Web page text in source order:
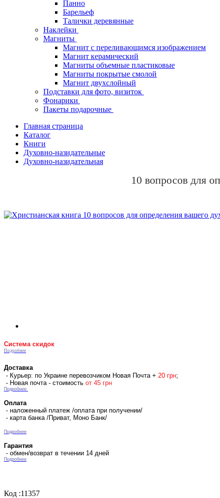
Панно
Барельеф
Талички деревянные
Наклейки
Магниты
Магнит с переливающимся изображением
Магнит керамический
Магниты объемные пластиковые
Магниты покрытые смолой
Магнит двухслойный
Подставки для фото, визиток
Фонарики
Пакеты подарочные
Главная страница
Каталог
Книги
Духовно-назидательные
Духовно-назидательная
10 вопросов для
Система скидок
Подробнее
Доставка
- Курьер: по Украине перевозчиком Новая Почта + 20 грн;
- Новая почта - стоимость от 45 грн
Подробнее
Оплата
- наложенный платеж /оплата при получении/
- карта банка /Приват, Моно Банк/
Подробнее
Гарантия
- обмен/возврат в течении 14 дней
Подробнее
Код :11357